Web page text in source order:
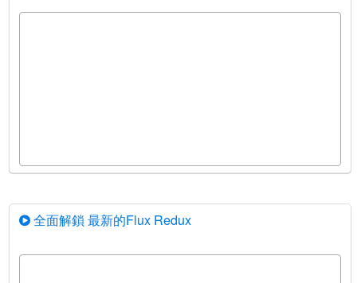
全面解鎖 最新的Flux Redux